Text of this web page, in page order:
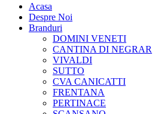
Acasa
Despre Noi
Branduri
DOMINI VENETI
CANTINA DI NEGRAR
VIVALDI
SUTTO
CVA CANICATTI
FRENTANA
PERTINACE